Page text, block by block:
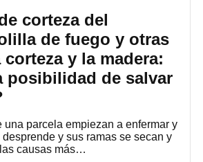
corteza del
de fuego y otras
y la madera:
posibilidad de salvar
una parcela empiezan a enfermar y
desprende y sus ramas se secan y
causas más…